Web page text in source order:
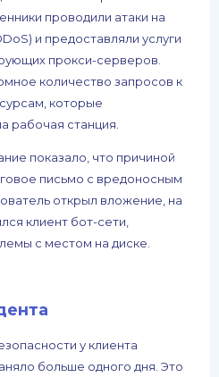
проводили атаки на
и предоставляли услуги
прокси-серверов.
количество запросов к
которые
рабочая станция.
показало, что причиной
письмо с вредоносным
открыл вложение, на
клиент бот-сети,
с местом на диске.
у клиента
больше одного дня. Это